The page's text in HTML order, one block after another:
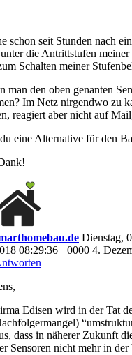
schon seit Stunden nach
die Antrittstufen
Schalten meiner
man den oben genanten
Im Netz nirgendwo zu
reagiert aber nicht auf
eine Alternative für den
Dienstag,
08:29:36 +0000 4.
Edisen wird in der Tat
dass in näherer Zukunft
Sensoren nicht mehr in